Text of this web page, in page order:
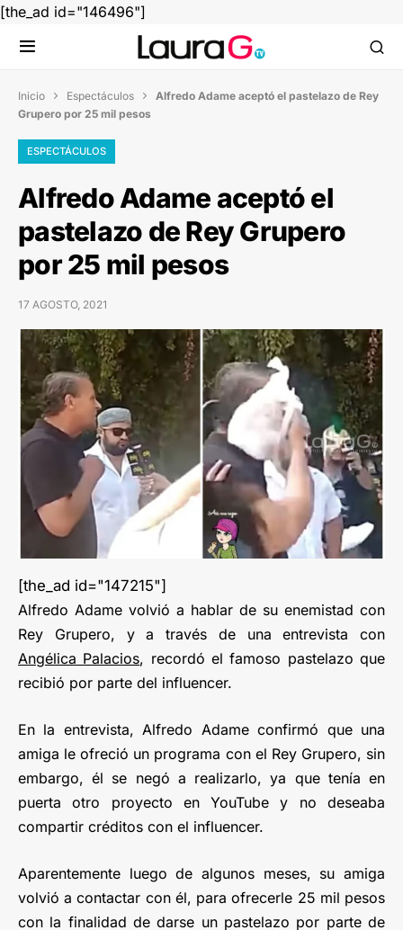
[the_ad id="146496"]
Inicio  Espectáculos  Alfredo Adame aceptó el pastelazo de Rey
Grupero por 25 mil pesos
ESPECTÁCULOS
Alfredo Adame aceptó el
pastelazo de Rey Grupero
por 25 mil pesos
17 AGOSTO, 2021
[the_ad id="147215"]
Alfredo Adame volvió a hablar de su enemistad con
Rey Grupero, y a través de una entrevista con
Angélica Palacios, recordó el famoso pastelazo que
recibió por parte del influencer.
En la entrevista, Alfredo Adame confirmó que una
amiga le ofreció un programa con el Rey Grupero, sin
embargo, él se negó a realizarlo, ya que tenía en
puerta otro proyecto en YouTube y no deseaba
compartir créditos con el influencer.
Aparentemente luego de algunos meses, su amiga
volvió a contactar con él, para ofrecerle 25 mil pesos
con la finalidad de darse un pastelazo por parte de